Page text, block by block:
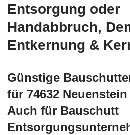
Entsorgung oder
Handabbruch,
Entkernung &
Günstige
für 74632
Auch für Bauschutt